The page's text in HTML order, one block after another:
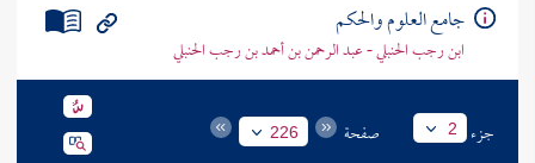
جامع العلوم والحكم
ابن رجب الحنبلي - عبد الرحمن بن أحمد بن رجب الحنبلي
جزء 2 صفحة 226